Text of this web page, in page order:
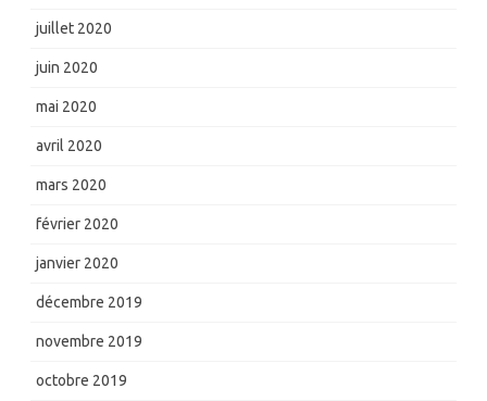
juillet 2020
juin 2020
mai 2020
avril 2020
mars 2020
février 2020
janvier 2020
décembre 2019
novembre 2019
octobre 2019